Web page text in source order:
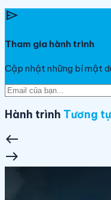
send
Tham gia hành trình
Cập nhật những bí mật
Hành trình Tương tự
west
east